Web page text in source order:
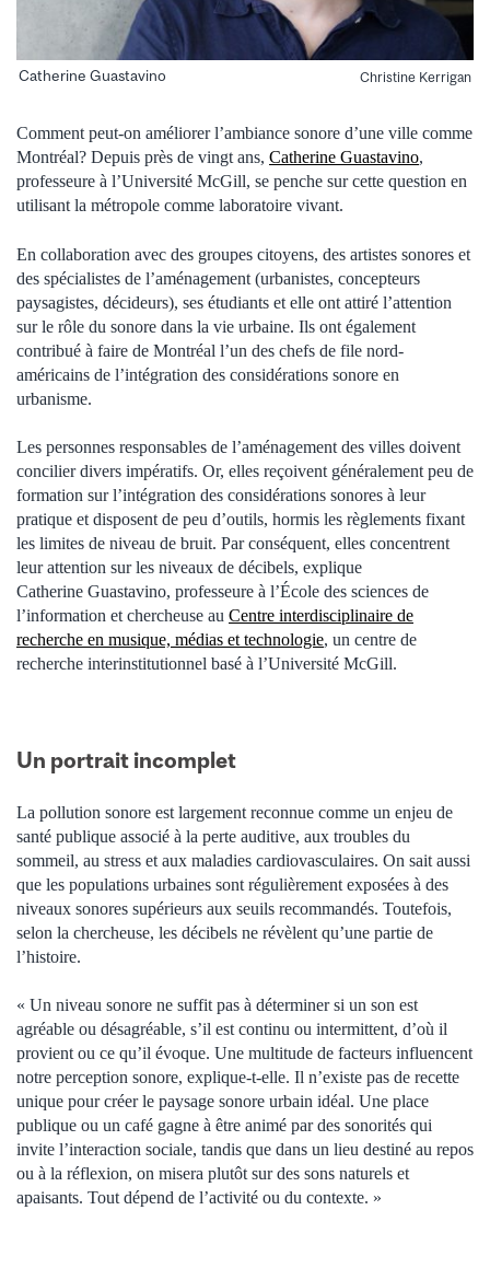
Catherine Guastavino Christine Kerrigan
Comment peut-on améliorer l’ambiance sonore d’une ville comme
Montréal? Depuis près de vingt ans, Catherine Guastavino,
professeure à l’Université McGill, se penche sur cette question en
utilisant la métropole comme laboratoire vivant.
En collaboration avec des groupes citoyens, des artistes sonores et
des spécialistes de l’aménagement (urbanistes, concepteurs
paysagistes, décideurs), ses étudiants et elle ont attiré l’attention
sur le rôle du sonore dans la vie urbaine. Ils ont également
contribué à faire de Montréal l’un des chefs de file nord-
américains de l’intégration des considérations sonore en
urbanisme.
Les personnes responsables de l’aménagement des villes doivent
concilier divers impératifs. Or, elles reçoivent généralement peu de
formation sur l’intégration des considérations sonores à leur
pratique et disposent de peu d’outils, hormis les règlements fixant
les limites de niveau de bruit. Par conséquent, elles concentrent
leur attention sur les niveaux de décibels, explique
Catherine Guastavino, professeure à l’École des sciences de
l’information et chercheuse au Centre interdisciplinaire de
recherche en musique, médias et technologie, un centre de
recherche interinstitutionnel basé à l’Université McGill.
Un portrait incomplet
La pollution sonore est largement reconnue comme un enjeu de
santé publique associé à la perte auditive, aux troubles du
sommeil, au stress et aux maladies cardiovasculaires. On sait aussi
que les populations urbaines sont régulièrement exposées à des
niveaux sonores supérieurs aux seuils recommandés. Toutefois,
selon la chercheuse, les décibels ne révèlent qu’une partie de
l’histoire.
« Un niveau sonore ne suffit pas à déterminer si un son est
agréable ou désagréable, s’il est continu ou intermittent, d’où il
provient ou ce qu’il évoque. Une multitude de facteurs influencent
notre perception sonore, explique-t-elle. Il n’existe pas de recette
unique pour créer le paysage sonore urbain idéal. Une place
publique ou un café gagne à être animé par des sonorités qui
invite l’interaction sociale, tandis que dans un lieu destiné au repos
ou à la réflexion, on misera plutôt sur des sons naturels et
apaisants. Tout dépend de l’activité ou du contexte. »